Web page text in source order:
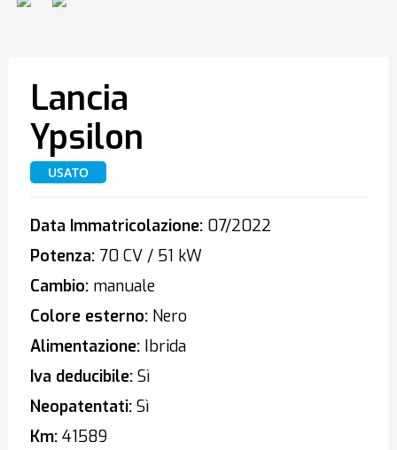
Lancia
Ypsilon
USATO
Data Immatricolazione:07/2022
Potenza:70 CV / 51 kW
Cambio:manuale
Colore esterno:Nero
Alimentazione:Ibrida
Iva deducibile:Sì
Neopatentati:Sì
Km:41589